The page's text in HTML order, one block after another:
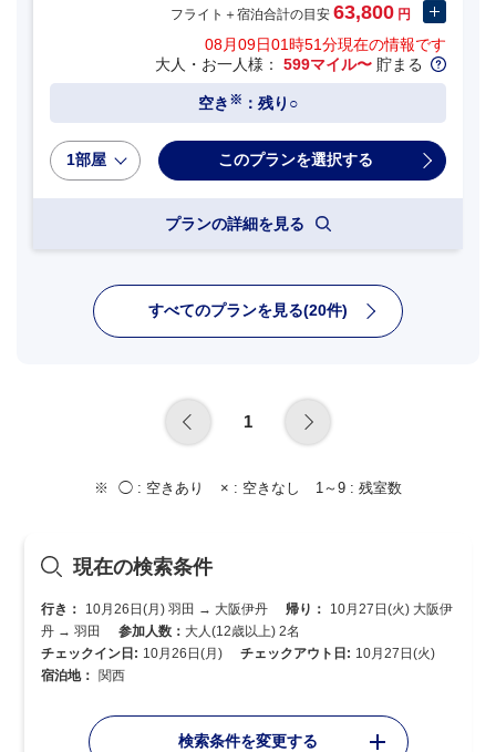
フライト＋宿泊合計の目安 63,800 円
08月09日01時51分現在の情報です
大人・お一人様： 599マイル〜 貯まる
空き ※ ：残り○
1部屋
プランの詳細を見る
すべてのプランを見る(20件)
1
◯ : 空きあり × : 空きなし 1～9 : 残室数
現在の検索条件
行き： 10月26日(月) 羽田 → 大阪伊丹 帰り：
10月27日(火) 大阪伊
丹 → 羽田
参加人数： 大人(12歳以上) 2名
チェックイン日: 10月26日(月) チェックアウト日: 10月27日(火)
宿泊地：
関西
検索条件を変更する